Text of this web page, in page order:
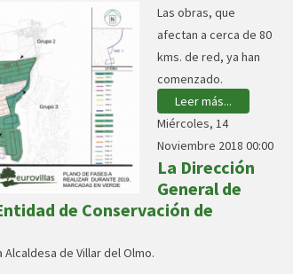
Las obras, que
afectan a cerca de 80
kms. de red, ya han
comenzado.
Leer más...
Miércoles, 14
Noviembre 2018 00:00
La Dirección
General de
de Conservación de
de Villar del Olmo.